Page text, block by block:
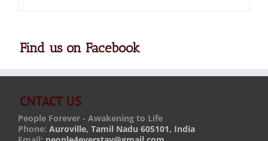
Find us on Facebook
CNTACT US
People Forever - Awakening to Life
Phone: Auroville, Tamil Nadu 605101, India